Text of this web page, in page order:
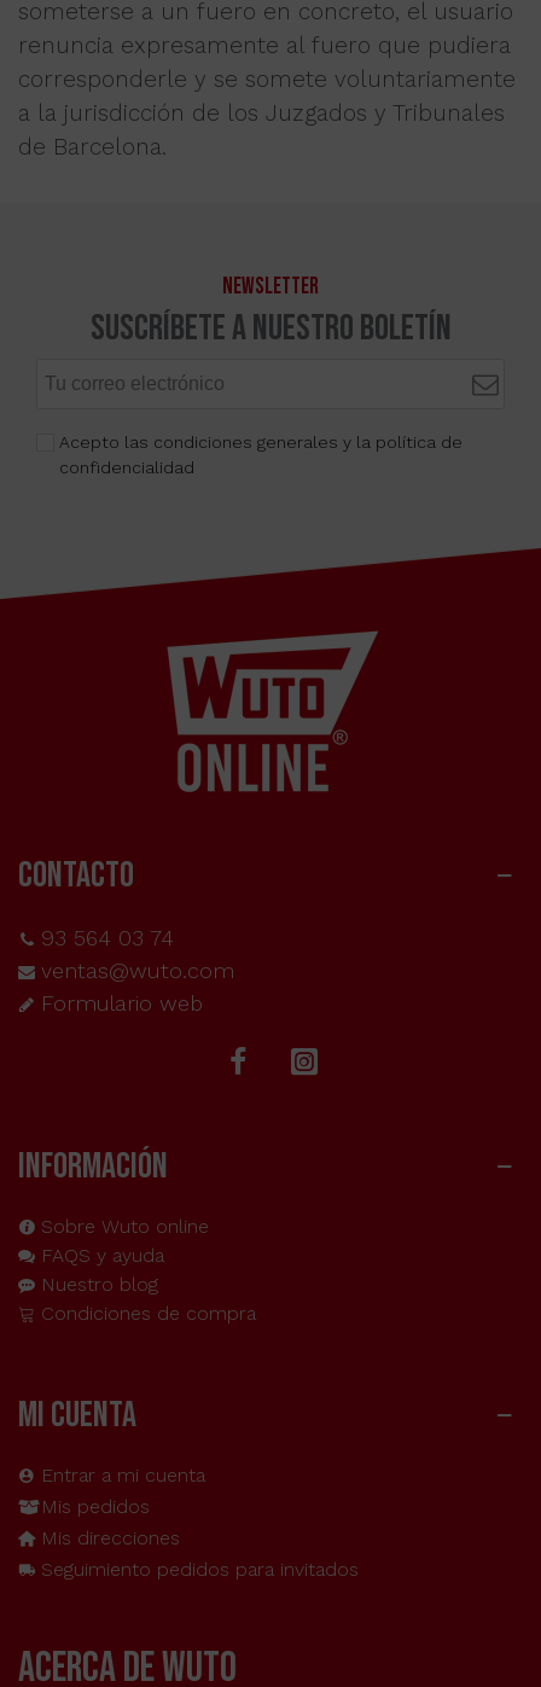
someterse a un fuero en concreto, el usuario
renuncia expresamente al fuero que pudiera
corresponderle y se somete voluntariamente
a la jurisdicción de los Juzgados y Tribunales
de Barcelona.
NEWSLETTER
Suscríbete a nuestro boletín
Acepto las condiciones generales y la política de
confidencialidad
CONTACTO
93 564 03 74
ventas@wuto.com
Formulario web
INFORMACIÓN
Sobre Wuto online
FAQS y ayuda
Nuestro blog
Condiciones de compra
MI CUENTA
Entrar a mi cuenta
Mis pedidos
Mis direcciones
Seguimiento pedidos para invitados
acerca de wuto